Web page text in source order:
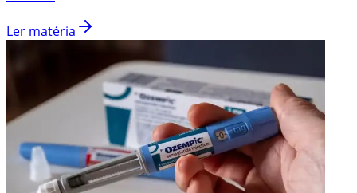
Ler matéria